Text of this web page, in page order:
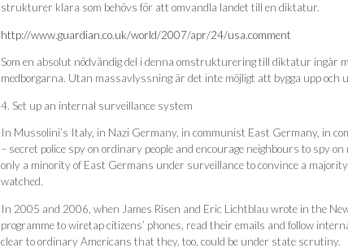
strukturer klara som behövs för att omvandla landet till en diktatur.
http://www.guardian.co.uk/world/2007/apr/24/usa.comment
Som en absolut nödvändig del i denna omstrukturering till diktatur ingår
medborgarna. Utan massavlyssning är det inte möjligt att bygga upp
4. Set up an internal surveillance system
In Mussolini’s Italy, in Nazi Germany, in communist East Germany, in
– secret police spy on ordinary people and encourage neighbours to spy
only a minority of East Germans under surveillance to convince a
watched.
In 2005 and 2006, when James Risen and Eric Lichtblau wrote in the
programme to wiretap citizens’ phones, read their emails and follow
clear to ordinary Americans that they, too, could be under state scrutiny.